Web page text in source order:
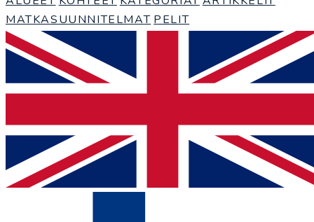
MATKASUUNNITELMAT PELIT